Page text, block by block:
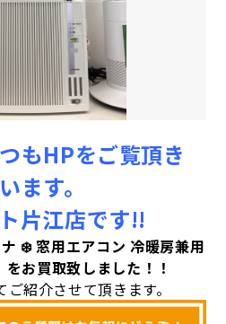
もHPをご覧頂き
ます。
片江店です!!
❄️ 窓用エアコン 冷暖房兼用
お買取致しました！！
紹介させて頂きます。